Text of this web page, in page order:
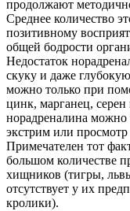
продолжают
Среднее количество
позитивному
общей бодрости
Недостаток
скуку и даже
можно только при
цинк, марганец,
норадреналина можно
экстрим или
Примечателен тот
большом количестве
хищников (тигры,
отсутствует у их
кролики).